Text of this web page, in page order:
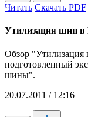
Читать Скачать PDF
Утилизация шин
Обзор "Утилизация
подготовленный
шины".
20.07.2011 / 12:16